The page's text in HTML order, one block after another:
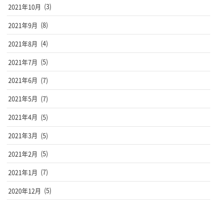
2021年10月 (3)
2021年9月 (8)
2021年8月 (4)
2021年7月 (5)
2021年6月 (7)
2021年5月 (7)
2021年4月 (5)
2021年3月 (5)
2021年2月 (5)
2021年1月 (7)
2020年12月 (5)